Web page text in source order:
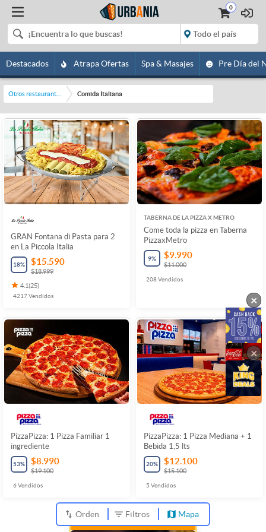
0
Destacados Atrapa Ofertas Spa & Masajes Pre Día del
Comida Italiana
GRAN Fontana di Pasta para 2
en La Piccola Italia
18% $15.590
$18.999
4.1(25)
4217Vendidos
TABERNA DE LA PIZZA X METRO
Come toda la pizza en Taberna
PizzaxMetro
9% $9.990
$11.000
208Vendidos
PizzaPizza: 1 Pizza Familiar 1
ingrediente
53% $8.990
$19.100
6Vendidos
PizzaPizza: 1 Pizza Mediana + 1
Bebida 1,5 lts
20% $12.100
$15.100
5 Vendidos
Orden Filtros Mapa
×
×